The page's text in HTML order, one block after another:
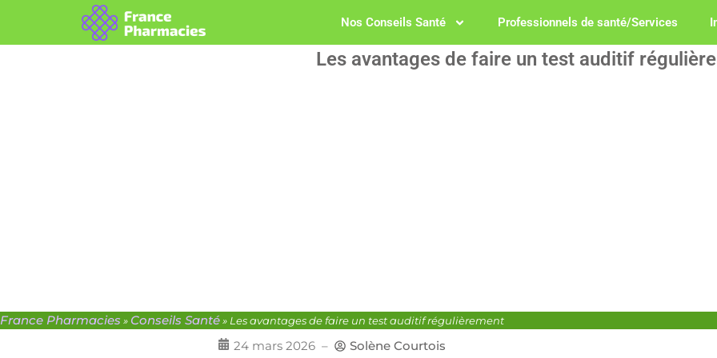
Nos Conseils Santé Professionnels de santé/Services
Les avantages de faire un test auditif
France Pharmacies » Conseils Santé» Les avantages de faire un test auditif régulièrement
24 mars 2026 –
Solène Courtois